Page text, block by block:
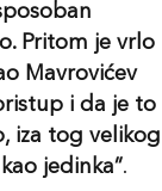
Pritom je vrlo
Mavrovićev
i da je to
iza tog velikog
jedinka”.